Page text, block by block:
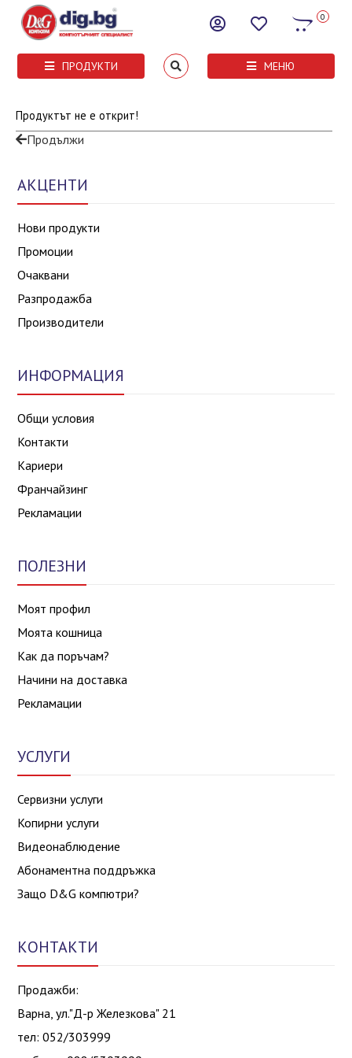
0
ПРОДУКТИ МЕНЮ
Продуктът не е открит!
Продължи
АКЦЕНТИ
Нови продукти
Промоции
Очаквани
Разпродажба
Производители
ИНФОРМАЦИЯ
Общи условия
Контакти
Кариери
Франчайзинг
Рекламации
ПОЛЕЗНИ
Моят профил
Моята кошница
Как да поръчам?
Начини на доставка
Рекламации
УСЛУГИ
Сервизни услуги
Копирни услуги
Видеонаблюдение
Абонаментна поддръжка
Защо D&G компютри?
КОНТАКТИ
Продажби:
Варна, ул."Д-р Железкова" 21
тел: 052/303999